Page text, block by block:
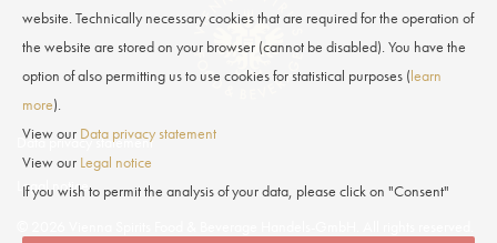
Data privacy statement
Legal notice
website. Technically necessary cookies that are required for the operation of
the website are stored on your browser (cannot be disabled). You have the
option of also permitting us to use cookies for statistical purposes (learn
more).
View our Data privacy statement
View our Legal notice
If you wish to permit the analysis of your data, please click on "Consent"